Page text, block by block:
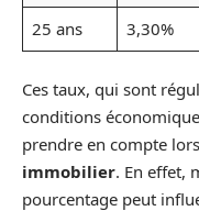
25 ans
3,30%
Ces taux, qui sont
conditions
prendre en compte
immobilier. En effet,
pourcentage peut